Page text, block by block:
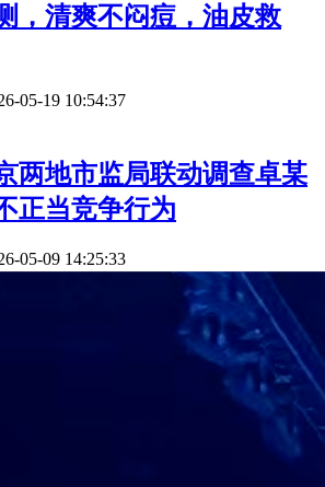
，清爽不闷痘，油皮救
05-19 10:54:37
两地市监局联动调查卓某
正当竞争行为
05-09 14:25:33